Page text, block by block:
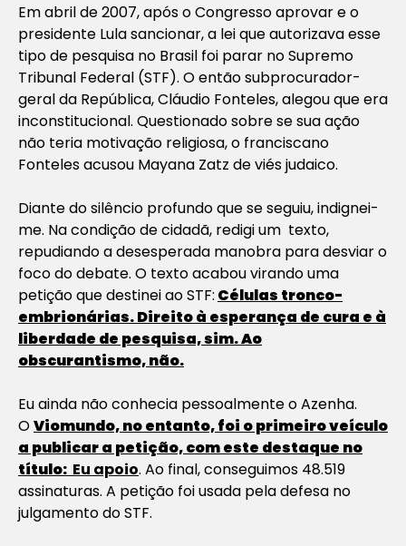
Em abril de 2007, após o Congresso aprovar e o
presidente Lula sancionar, a lei que autorizava esse
tipo de pesquisa no Brasil foi parar no Supremo
Tribunal Federal (STF). O então subprocurador-
geral da República, Cláudio Fonteles, alegou que era
inconstitucional. Questionado sobre se sua ação
não teria motivação religiosa, o franciscano
Fonteles acusou Mayana Zatz de viés judaico.
Diante do silêncio profundo que se seguiu, indignei-
me. Na condição de cidadã, redigi um texto,
repudiando a desesperada manobra para desviar o
foco do debate. O texto acabou virando uma
petição que destinei ao STF: Células tronco-
embrionárias. Direito à esperança de cura e à
liberdade de pesquisa, sim. Ao
obscurantismo, não.
Eu ainda não conhecia pessoalmente o Azenha.
OViomundo, no entanto, foi o primeiro veículo
a publicar a petição, com este destaque no
título: Eu apoio. Ao final, conseguimos 48.519
assinaturas. A petição foi usada pela defesa no
julgamento do STF.